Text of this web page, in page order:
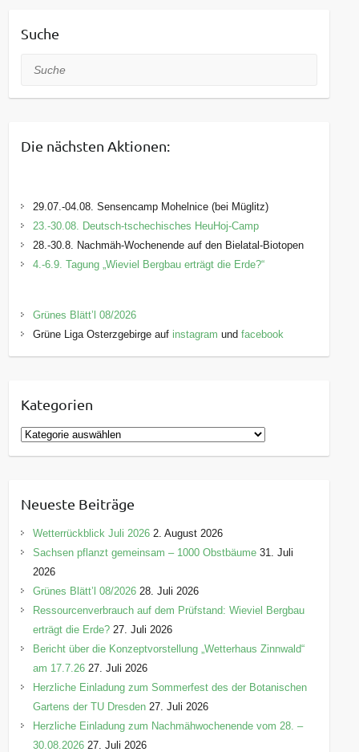
Suche
Suche
Die nächsten Aktionen:
29.07.-04.08. Sensencamp Mohelnice (bei Müglitz)
23.-30.08. Deutsch-tschechisches HeuHoj-Camp
28.-30.8. Nachmäh-Wochenende auf den Bielatal-Biotopen
4.-6.9. Tagung „Wieviel Bergbau erträgt die Erde?“
Grünes Blätt’l 08/2026
Grüne Liga Osterzgebirge auf instagram undfacebook
Kategorien
K
a
g
o
r
e
n
Neueste Beiträge
Wetterrückblick Juli 2026 2. August 2026
Sachsen pflanzt gemeinsam – 1000 Obstbäume 31. Juli
2026
Grünes Blätt’l 08/2026 28. Juli 2026
Ressourcenverbrauch auf dem Prüfstand: Wieviel Bergbau
erträgt die Erde? 27. Juli 2026
Bericht über die Konzeptvorstellung „Wetterhaus Zinnwald“
am 17.7.26 27. Juli 2026
Herzliche Einladung zum Sommerfest des der Botanischen
Gartens der TU Dresden 27. Juli 2026
Herzliche Einladung zum Nachmähwochenende vom 28. –
30.08.2026 27. Juli 2026